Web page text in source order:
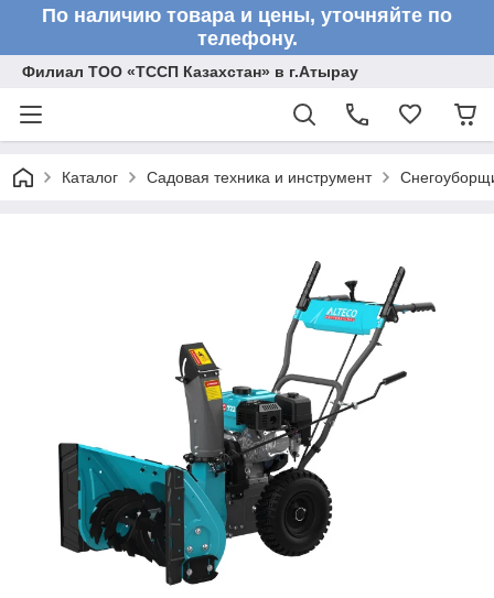
По наличию товара и цены, уточняйте по
телефону.
Филиал ТОО «ТССП Казахстан» в г.Атырау
Каталог Садовая техника и инструмент